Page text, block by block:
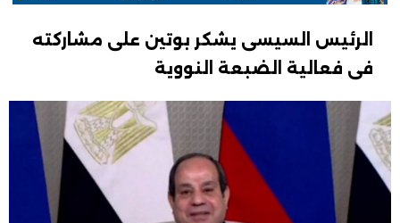
الرئيس السيسى يشكر بوتين على مشاركته
فى فعالية الضبعة النووية